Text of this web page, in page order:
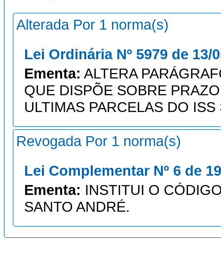
Alterada Por 1 norma(s)
Lei Ordinária Nº 5979 de 13/
Ementa: ALTERA
QUE DISPÕE SOBRE
ULTIMAS PARCELAS DO
Revogada Por 1 norma(s)
Lei Complementar Nº 6 de
Ementa: INSTITUI O
SANTO ANDRÉ.